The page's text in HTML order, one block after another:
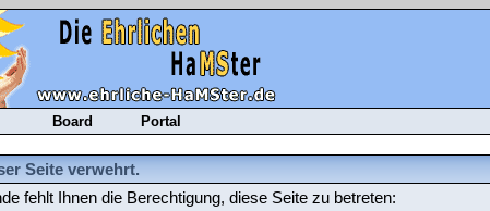
Board Portal
Seite verwehrt.
fehlt Ihnen die Berechtigung, diese Seite zu betreten: